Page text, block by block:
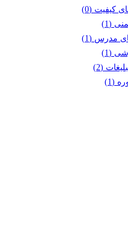
کیفیت (0)
(1)
مدرس (1)
(1)
(2)
(1)